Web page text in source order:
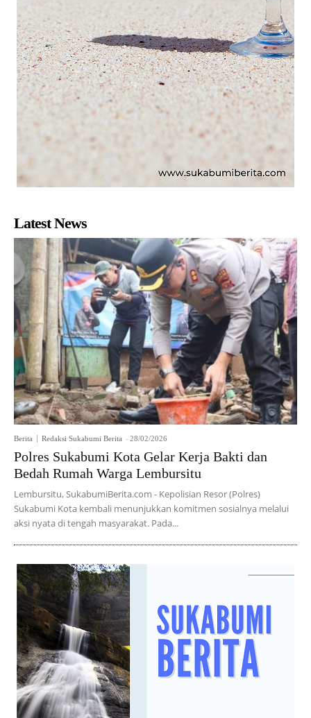
Latest News
Berita Redaksi Sukabumi Berita - 28/02/2026
Polres Sukabumi Kota Gelar Kerja Bakti dan
Bedah Rumah Warga Lembursitu
Lembursitu, SukabumiBerita.com - Kepolisian Resor (Polres)
Sukabumi Kota kembali menunjukkan komitmen sosialnya melalui
aksi nyata di tengah masyarakat. Pada...